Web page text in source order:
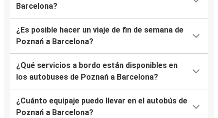
Barcelona?
¿Es posible hacer un viaje de fin de semana de
Poznań a Barcelona?
¿Qué servicios a bordo están disponibles en
los autobuses de Poznań a Barcelona?
¿Cuánto equipaje puedo llevar en el autobús de
Poznań a Barcelona?